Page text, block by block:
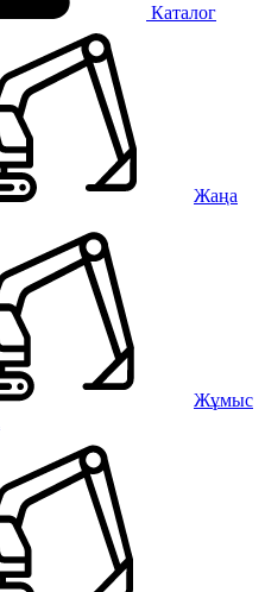
Каталог
Жаңа
Жұмыс